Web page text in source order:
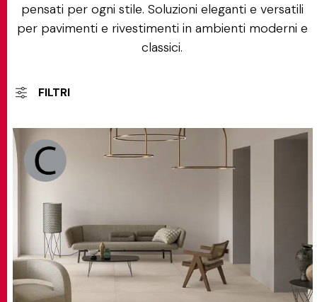
pensati per ogni stile. Soluzioni eleganti e versatili
per pavimenti e rivestimenti in ambienti moderni e
classici.
FILTRI